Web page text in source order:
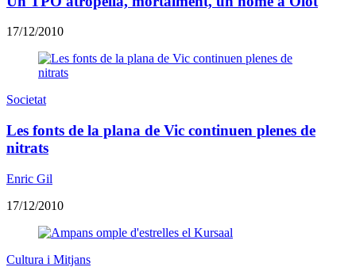
17/12/2010
Societat
Les fonts de la plana de Vic continuen plenes de
nitrats
Enric Gil
17/12/2010
Cultura i Mitjans